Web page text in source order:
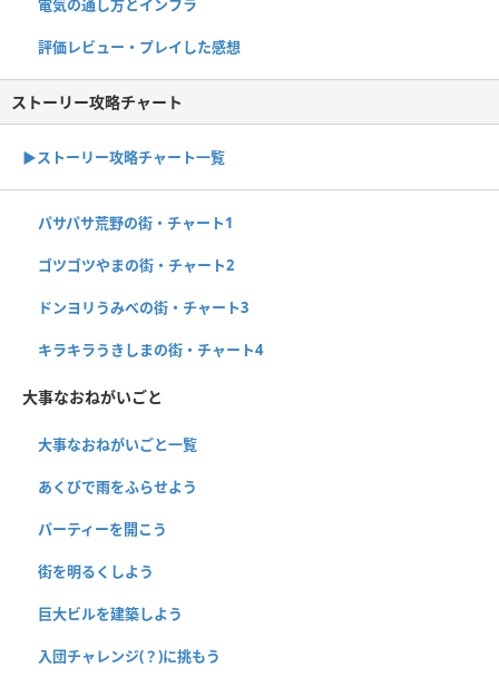
電気の通し方とインフラ
評価レビュー・プレイした感想
ストーリー攻略チャート
▶ストーリー攻略チャート一覧
パサパサ荒野の街・チャート1
ゴツゴツやまの街・チャート2
ドンヨリうみべの街・チャート3
キラキラうきしまの街・チャート4
大事なおねがいごと
大事なおねがいごと一覧
あくびで雨をふらせよう
パーティーを開こう
街を明るくしよう
巨大ビルを建築しよう
入団チャレンジ(？)に挑もう